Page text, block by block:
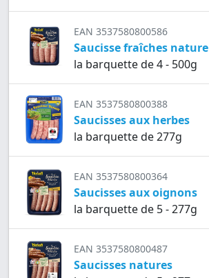
EAN 3537580800586
Saucisse fraîches nature
la barquette de 4 - 500g
EAN 3537580800388
Saucisses aux herbes
la barquette de 277g
EAN 3537580800364
Saucisses aux oignons
la barquette de 5 - 277g
EAN 3537580800487
Saucisses natures